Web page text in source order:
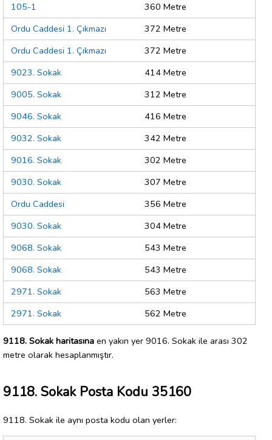
105-1
360 Metre
Ordu Caddesi 1. Çıkmazı
372 Metre
Ordu Caddesi 1. Çıkmazı
372 Metre
9023. Sokak
414 Metre
9005. Sokak
312 Metre
9046. Sokak
416 Metre
9032. Sokak
342 Metre
9016. Sokak
302 Metre
9030. Sokak
307 Metre
Ordu Caddesi
356 Metre
9030. Sokak
304 Metre
9068. Sokak
543 Metre
9068. Sokak
543 Metre
2971. Sokak
563 Metre
2971. Sokak
562 Metre
9118. Sokak haritasına en yakın yer 9016. Sokak ile arası 302
metre olarak hesaplanmıştır.
9118. Sokak Posta Kodu 35160
9118. Sokak ile aynı posta kodu olan yerler: